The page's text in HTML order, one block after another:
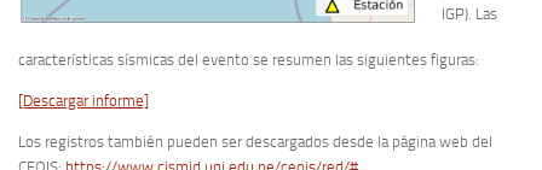
IGP). Las
características sísmicas del evento se resumen las siguientes figuras:
[Descargar informe]
Los registros también pueden ser descargados desde la página web del